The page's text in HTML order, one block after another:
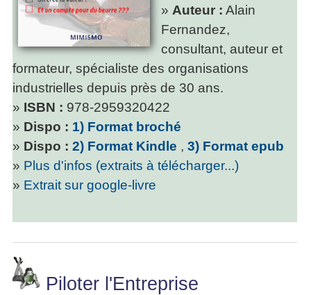
» Auteur : Alain
Fernandez,
consultant, auteur et
formateur, spécialiste des organisations
industrielles depuis près de 30 ans.
» ISBN : 978-2959320422
» Dispo : 1) Format broché
» Dispo : 2) Format Kindle , 3) Format epub
» Plus d'infos (extraits à télécharger...)
» Extrait sur google-livre
Piloter l'Entreprise